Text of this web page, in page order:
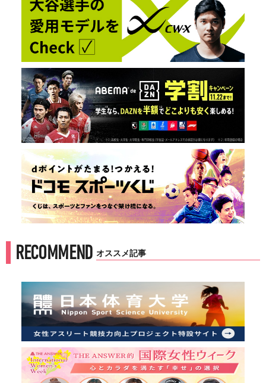
RECOMMEND オススメ記事